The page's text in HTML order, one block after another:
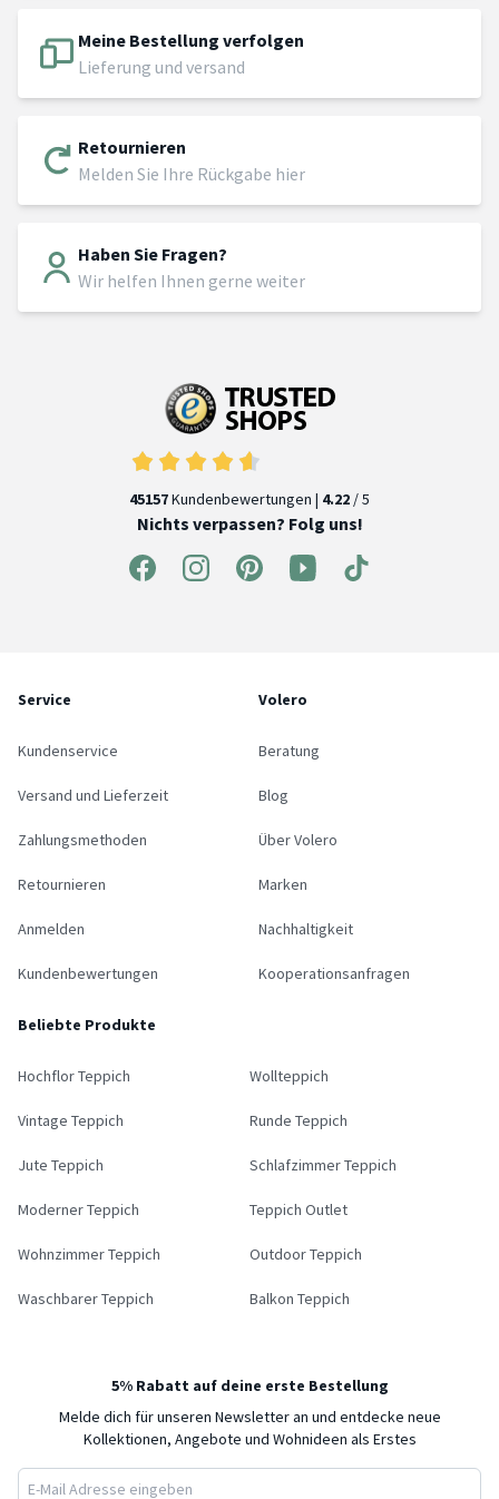
Meine Bestellung verfolgen
Lieferung und versand
Retournieren
Melden Sie Ihre Rückgabe hier
Haben Sie Fragen?
Wir helfen Ihnen gerne weiter
45157Kundenbewertungen | 4.22 / 5
Nichts verpassen? Folg uns!
Service
Kundenservice
Versand und Lieferzeit
Zahlungsmethoden
Retournieren
Anmelden
Kundenbewertungen
Volero
Beratung
Blog
Über Volero
Marken
Nachhaltigkeit
Kooperationsanfragen
Beliebte Produkte
Hochflor Teppich Wollteppich
Vintage Teppich Runde Teppich
Jute Teppich Schlafzimmer Teppich
Moderner Teppich Teppich Outlet
Wohnzimmer Teppich Outdoor Teppich
Waschbarer Teppich Balkon Teppich
5% Rabatt auf deine erste Bestellung
Melde dich für unseren Newsletter an und entdecke neue
Kollektionen, Angebote und Wohnideen als Erstes